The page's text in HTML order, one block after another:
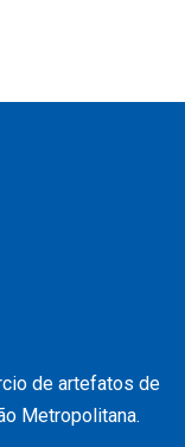
de artefatos de
Metropolitana.